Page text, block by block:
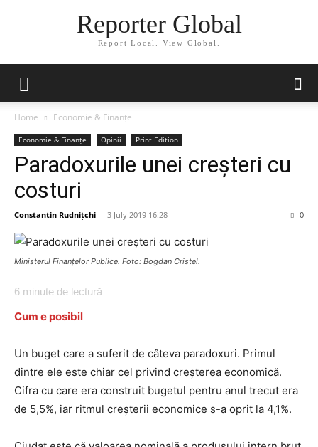
Reporter Global
Report Local. View Global.
Home Economie & Finanțe
Economie & Finanțe Opinii Print Edition
Paradoxurile unei creșteri cu
costuri
Constantin Rudnițchi - 3 July 2019 16:28 0
Ministerul Finanțelor Publice. Foto: Bogdan Cristel.
6 minute de lectură
Cum e posibil
Un buget care a suferit de câteva paradoxuri. Primul
dintre ele este chiar cel privind creșterea economică.
Cifra cu care era construit bugetul pentru anul trecut era
de 5,5%, iar ritmul creșterii economice s-a oprit la 4,1%.